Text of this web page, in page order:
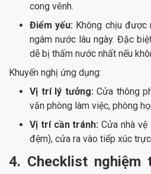
cong vênh.
Điểm yếu: Không chịu
ngâm nước lâu ngày. Đặc
dễ bị thấm nước nhất nếu
Khuyến nghị ứng dụng:
Vị trí lý tưởng: Cửa thông
văn phòng làm việc, phòng
Vị trí cần tránh:Cửa nhà
đệm), cửa ra vào tiếp xúc
4. Checklist nghiệm